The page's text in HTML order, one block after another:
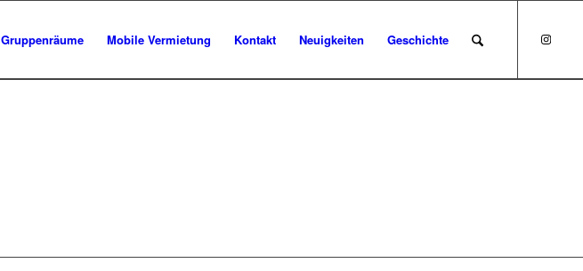
Gruppenräume Mobile Vermietung Kontakt Neuigkeiten Geschichte